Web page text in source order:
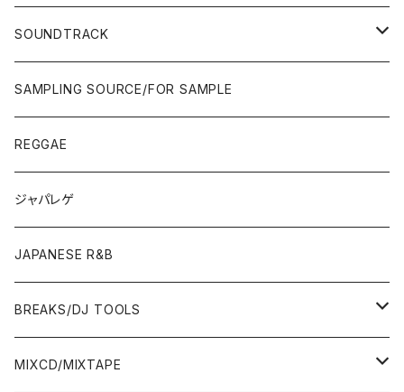
JAPAN ONLY RELEASE/REMIX
WEST COAST/SOUTH
JAPAN ONLY RELEASE/REMIX
80'S
POPS/S.S.W.
ROCK/AOR
SOUNDTRACK
LP
JAPANESE
OTHERS
7"/12"
JAPANESE
OTHERS
SAMPLING SOURCE/FOR SAMPLE
REGGAE
ジャパレゲ
JAPANESE R&B
BREAKS/DJ TOOLS
BREAKS/MEGAMIX/CUT UP
MIXCD/MIXTAPE